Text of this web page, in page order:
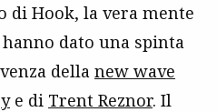
di Hook, la vera mente
dato una spinta
della new wave
e di Trent Reznor. Il